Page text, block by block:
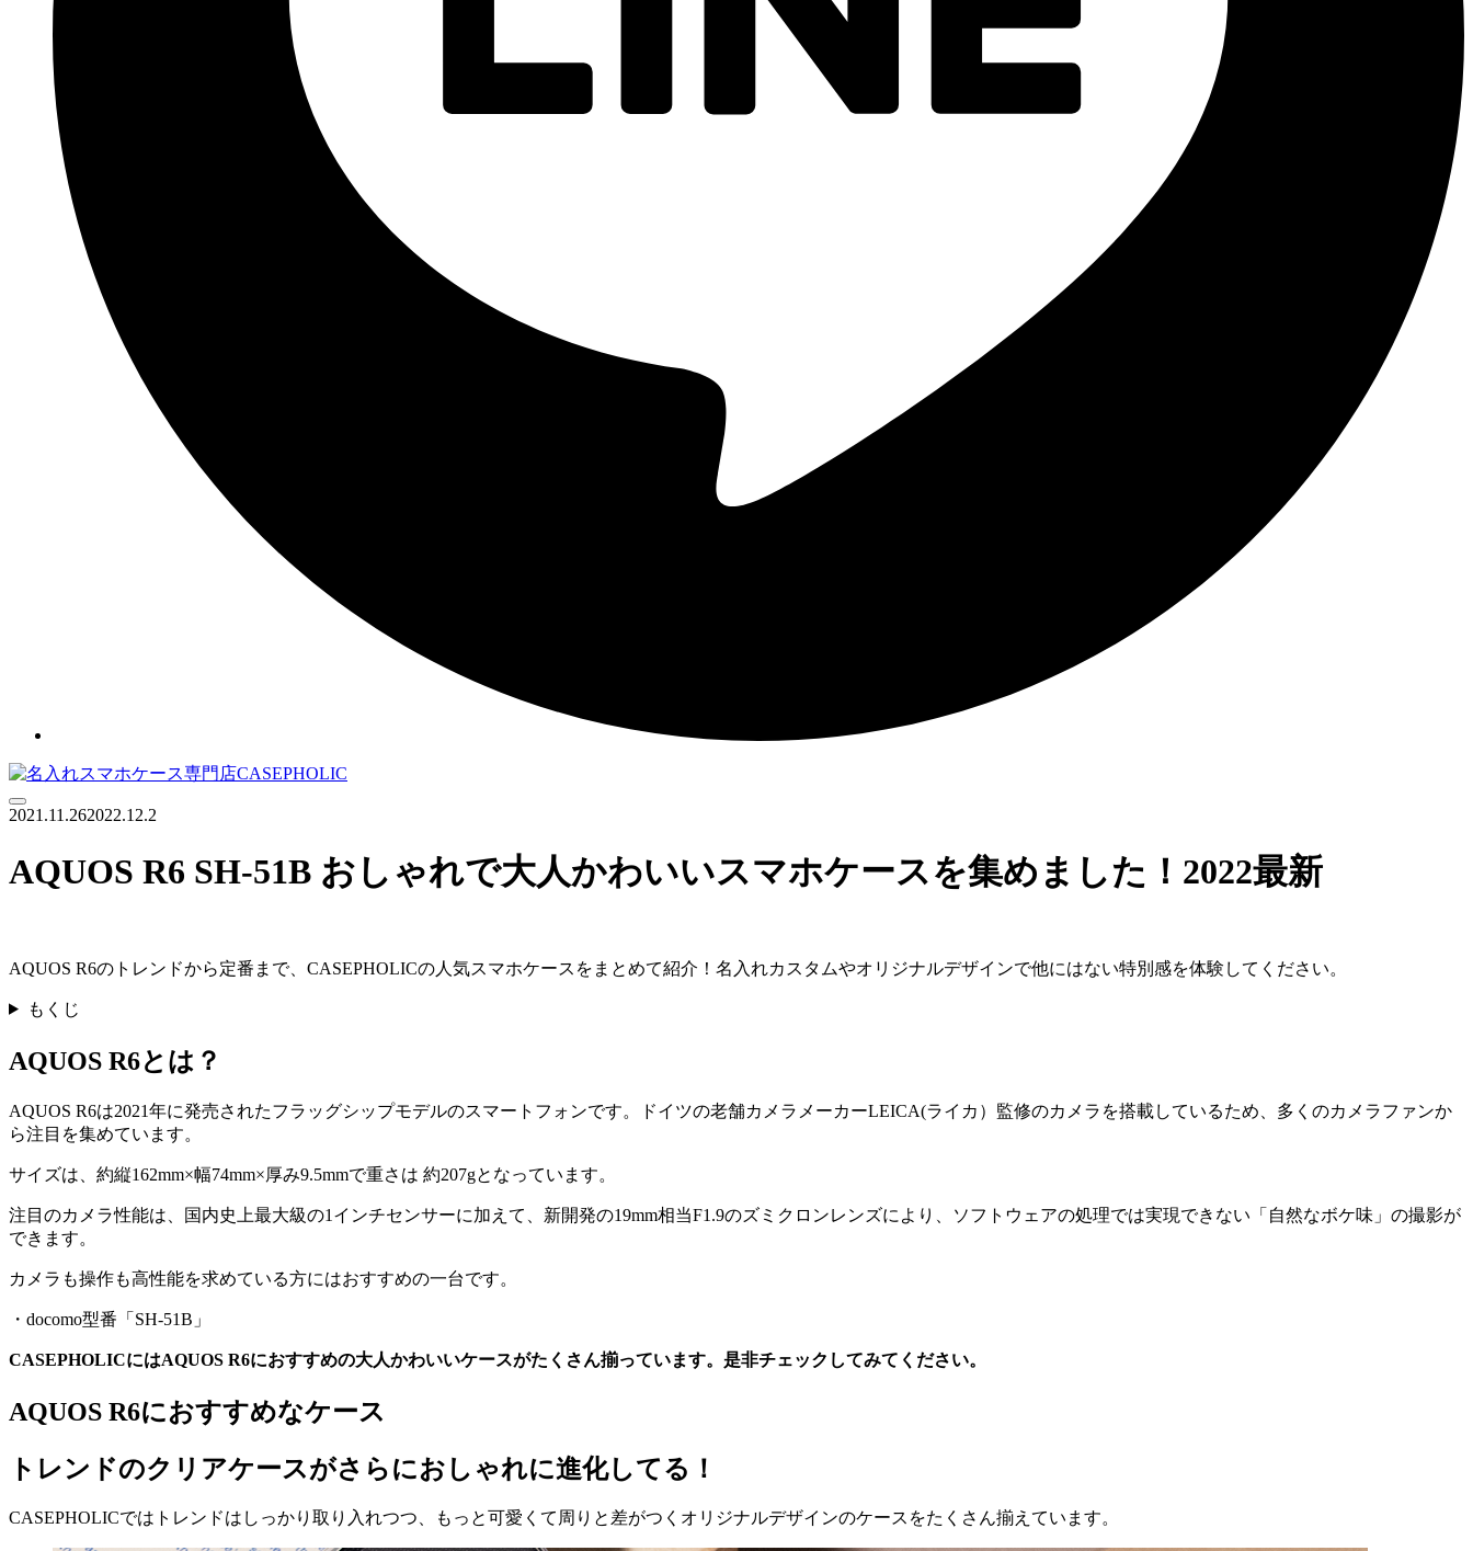
Menu
2021.11.262022.12.2
AQUOS R6 SH-51B おしゃれで大人かわいいスマホケースを集めました！2022最新
AQUOS R6のトレンドから定番まで、CASEPHOLICの人気スマホケースをまとめて紹介！名入れカスタムやオリジナルデザインで他にはない特別感を体験してください。
もくじ
AQUOS R6とは？
AQUOS R6は2021年に発売されたフラッグシップモデルのスマートフォンです。ドイツの老舗カメラメーカーLEICA(ライカ）監修のカメラを搭載しているため、多くのカメラファンか
ら注目を集めています。
サイズは、約縦162mm×幅74mm×厚み9.5mmで重さは 約207gとなっています。
注目のカメラ性能は、国内史上最大級の1インチセンサーに加えて、新開発の19mm相当F1.9のズミクロンレンズにより、ソフトウェアの処理では実現できない「自然なボケ味」の撮影が
できます。
カメラも操作も高性能を求めている方にはおすすめの一台です。
・docomo型番「SH-51B」
CASEPHOLICにはAQUOS R6におすすめの大人かわいいケースがたくさん揃っています。是非チェックしてみてください。
AQUOS R6におすすめなケース
トレンドのクリアケースがさらにおしゃれに進化してる！
CASEPHOLICではトレンドはしっかり取り入れつつ、もっと可愛くて周りと差がつくオリジナルデザインのケースをたくさん揃えています。